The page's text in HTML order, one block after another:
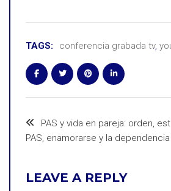
TAGS: conferencia grabada tv,
PAS y vida en pareja: orden,
PAS, enamorarse y la
LEAVE A REPLY